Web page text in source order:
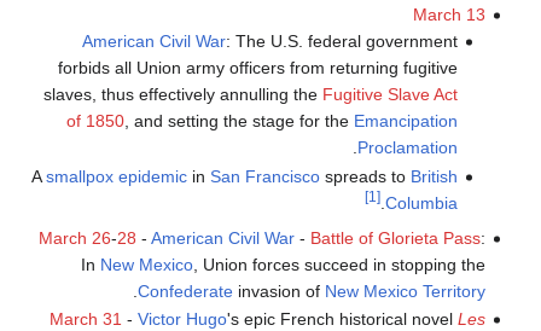
March 13
American Civil War: The U.S. federal government
forbids all Union army officers from returning fugitive
slaves, thus effectively annulling the Fugitive Slave Act
of 1850, and setting the stage for the Emancipation
Proclamation
.
Asmallpox epidemic inSan Francisco spreads to British
Columbia
.
[1]
March 26-28 - American Civil War- Battle of Glorieta Pass:
In New Mexico, Union forces succeed in stopping the
Confederateinvasion of New Mexico Territory
March 31 - Victor Hugo's epic French historical novel Les